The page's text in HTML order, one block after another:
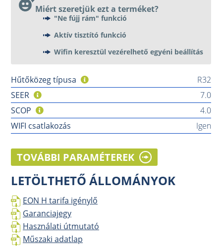
Miért szeretjük ezt a terméket?
"Ne fújj rám" funkció
Aktív tisztító funkció
Wifin keresztül vezérelhető egyéni beállítás
Hűtőközeg típusa
R32
SEER
7.0
SCOP
4.0
WIFI csatlakozás
Igen
TOVÁBBI PARAMÉTEREK
LETÖLTHETŐ ÁLLOMÁNYOK
EON H tarifa igénylő
Garanciajegy
Használati útmutató
Műszaki adatlap